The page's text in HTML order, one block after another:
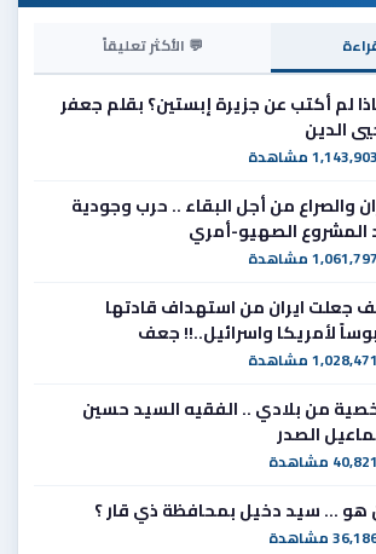
💬 الأكثر تعليقاً
لم أكتب عن جزيرة إبستين؟ بقلم جعفر
الدين
والصراع من أجل البقاء .. حرب وجودية
الصهيو-أمري
جعلت ايران من استهداف قادتها
لأمريكا واسرائيل..!! جعف
من بلادي .. الفقيه السيد حسين
الصدر
هو ... سيد دخيل بمحافظة ذي قار ؟